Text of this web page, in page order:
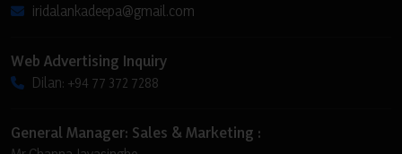
iridalankadeepa@gmail.com
Web Advertising Inquiry
Dilan: +94 77 372 7288
General Manager: Sales & Marketing :